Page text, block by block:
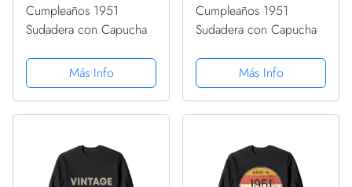
Cumpleaños 1951
Sudadera con Capucha
Más Info
Cumpleaños 1951
Sudadera con Capucha
Más Info